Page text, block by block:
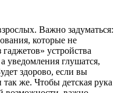
Важно задуматься:
которые не
устройства
уведомления глушатся,
здорово, если вы
же. Чтобы детская рука